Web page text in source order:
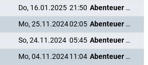
Do, 16.01.2025 21:50
Abenteuer Karibik
Mo, 25.11.202402:05
Abenteuer Karibik
So, 24.11.2024 05:45
Abenteuer Karibik
Mo, 04.11.202411:04
Abenteuer Karibik